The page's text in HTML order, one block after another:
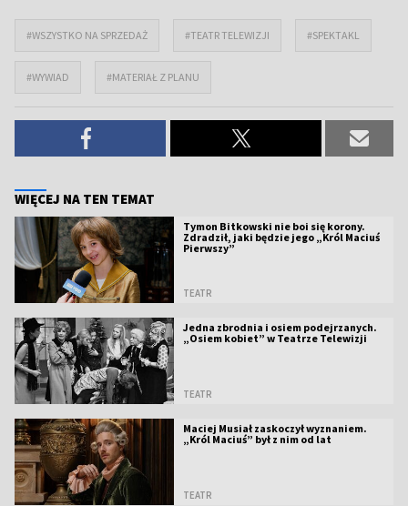
#WSZYSTKO NA SPRZEDAŻ #TEATR TELEWIZJI #SPEKTAKL
#WYWIAD #MATERIAŁ Z PLANU
WIĘCEJ NA TEN TEMAT
Tymon Bitkowski nie boi się korony.
Zdradził, jaki będzie jego „Król Maciuś
Pierwszy”
TEATR
Jedna zbrodnia i osiem podejrzanych.
„Osiem kobiet” w Teatrze Telewizji
TEATR
Maciej Musiał zaskoczył wyznaniem.
„Król Maciuś” był z nim od lat
TEATR